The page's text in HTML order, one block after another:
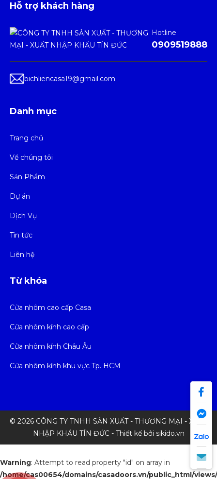
Hỗ trợ khách hàng
Hotline
0909519888
bichliencasa19@gmail.com
Danh mục
Trang chủ
Về chúng tôi
Sản Phẩm
Dự án
Dịch Vụ
Tin tức
Liên hệ
Từ khóa
Cửa nhôm cao cấp Casa
Cửa nhôm kính cao cấp
Cửa nhôm kính Châu Âu
Cửa nhôm kính khu vực Tp. HCM
© 2026 CÔNG TY TNHH SẢN XUẤT - THƯƠNG MẠI - XUẤT
NHẬP KHẨU TÍN ĐỨC - Thiết kế bởi sikido.vn
Warning: Attempt to read property "id" on array in
/home/cas00654/domains/casadoors.vn/public_html/